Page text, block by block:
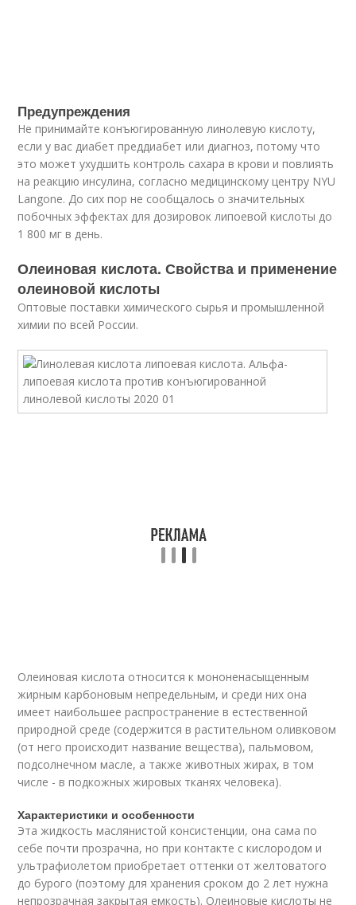
Предупреждения
Не принимайте конъюгированную линолевую кислоту,
если у вас диабет преддиабет или диагноз, потому что
это может ухудшить контроль сахара в крови и повлиять
на реакцию инсулина, согласно медицинскому центру NYU
Langone. До сих пор не сообщалось о значительных
побочных эффектах для дозировок липоевой кислоты до
1 800 мг в день.
Олеиновая кислота. Свойства и применение
олеиновой кислоты
Оптовые поставки химического сырья и промышленной
химии по всей России.
Олеиновая кислота относится к мононенасыщенным
жирным карбоновым непредельным, и среди них она
имеет наибольшее распространение в естественной
природной среде (содержится в растительном оливковом
(от него происходит название вещества), пальмовом,
подсолнечном масле, а также животных жирах, в том
числе - в подкожных жировых тканях человека).
Характеристики и особенности
Эта жидкость маслянистой консистенции, она сама по
себе почти прозрачна, но при контакте с кислородом и
ультрафиолетом приобретает оттенки от желтоватого
до бурого (поэтому для хранения сроком до 2 лет нужна
непрозрачная закрытая емкость). Олеиновые кислоты не